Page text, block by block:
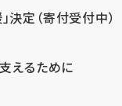
決定（寄付受付中）
えるために